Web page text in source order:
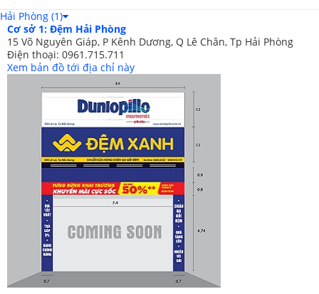
ẩm ngấm ở bên trong, hạn chế nấm mốc, mùi
hôi phát triển.
Phơi khô bộ đồ giường ngay sau khi giặt nhằm
tránh biến dạng, làm giảm độ bóng.
Cách giặt tay
Hòa tan bột giặt/ nước giặt với nước sạch trong
chậu hoặc thùng lớn.
Nhúng ga, gối, chăn vào nước, sau đó vò nhẹ.
Ngâm nước khoảng vài phút.
Xả sạch chăn ga gối trong thùng lớn hơn. Để
trung hòa chất bẩn, bạn có thể thêm 2-3 muỗng
giấm trắng.
Cố gắng không vắt mạnh chăn, ga, gối. Sau đó,
Hải Phòng (1)
Cơ sở 1: Đệm Hải Phòng
15 Võ Nguyên Giáp, P Kênh Dương, Q Lê Chân, Tp Hải Phòng
Điện thoại: 0961.715.711
Xem bản đồ tới địa chỉ này